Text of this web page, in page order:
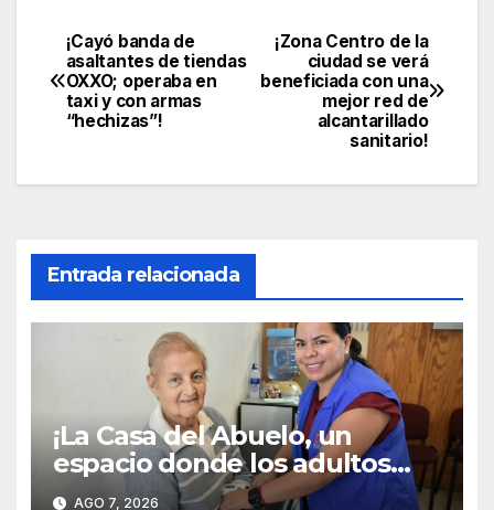
Navegación
de
¡Zona Centro de la
ciudad se verá
beneficiada con una
mejor red de
alcantarillado
sanitario!
¡Cayó banda de
asaltantes de tiendas
OXXO; operaba en
taxi y con armas
“hechizas”!
Entrada relacionada
¡La Casa del Abuelo, un
espacio donde los adultos
mayores reciben respeto,
AGO 7, 2026